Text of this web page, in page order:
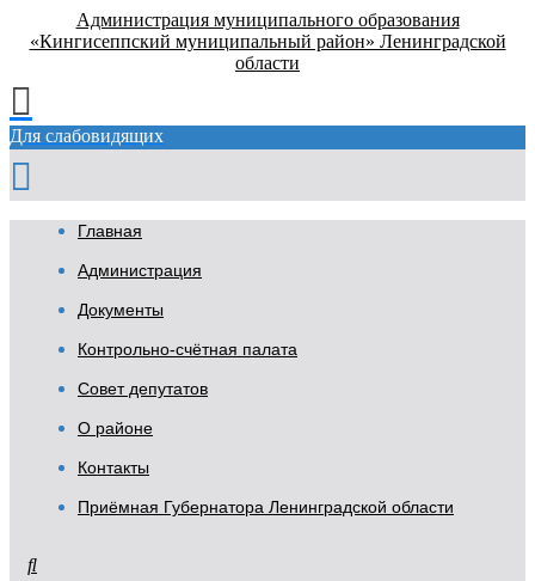
Администрация муниципального образования
«Кингисеппский муниципальный район» Ленинградской
области
Для слабовидящих
Главная
Администрация
Документы
Контрольно-счётная палата
Совет депутатов
О районе
Контакты
Приёмная Губернатора Ленинградской области